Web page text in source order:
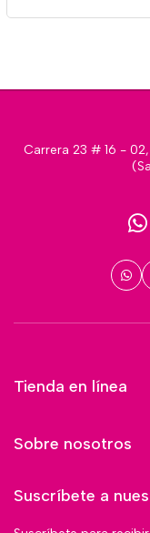
Carrera 23 # 16 -
Tienda en línea
Sobre nosotros
Suscríbete a